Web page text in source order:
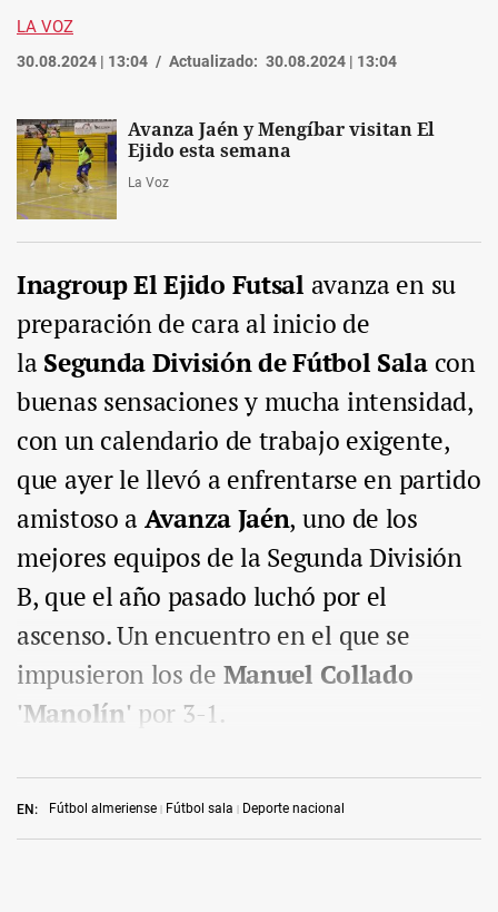
LA VOZ
30.08.2024 | 13:04 Actualizado: 30.08.2024 | 13:04
EN: Fútbol almeriense Fútbol sala Deporte nacional
Avanza Jaén y Mengíbar visitan El
Ejido esta semana
La Voz
Inagroup El Ejido Futsal avanza en su
preparación de cara al inicio de
la Segunda División de Fútbol Salacon
buenas sensaciones y mucha intensidad,
con un calendario de trabajo exigente,
que ayer le llevó a enfrentarse en partido
amistoso a Avanza Jaén, uno de los
mejores equipos de la Segunda División
B, que el año pasado luchó por el
ascenso. Un encuentro en el que se
impusieron los de Manuel Collado
'Manolín' por 3-1.